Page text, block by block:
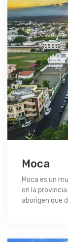
Moca
Moca es un
en la
aborigen que